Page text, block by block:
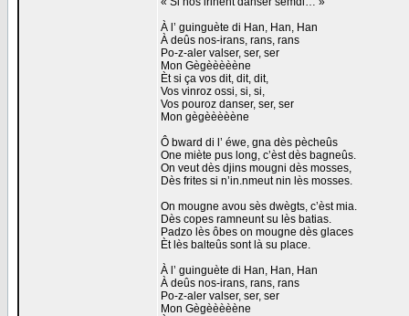
À l’ guinguète di Han, Han, Han
À deûs nos-irans, rans, rans
Po-z-aler valser, ser, ser
Mon Gègèèèèène
Èt si ça vos dit, dit, dit,
Vos vinroz ossi, si, si,
Vos pouroz danser, ser, ser
Mon gègèèèèène
Ô bward di l’ éwe, gna dès pècheûs
One miète pus long, c’èst dès bagneûs.
On veut dès djins mougni dès mosses,
Dès frites si n’in.nmeut nin lès mosses.
On mougne avou sès dwègts, c’èst mia.
Dès copes ramneunt su lès batias.
Padzo lès ôbes on mougne dès glaces
Èt lès balteûs sont là su place.
À l’ guinguète di Han, Han, Han
À deûs nos-irans, rans, rans
Po-z-aler valser, ser, ser
Mon Gègèèèèène